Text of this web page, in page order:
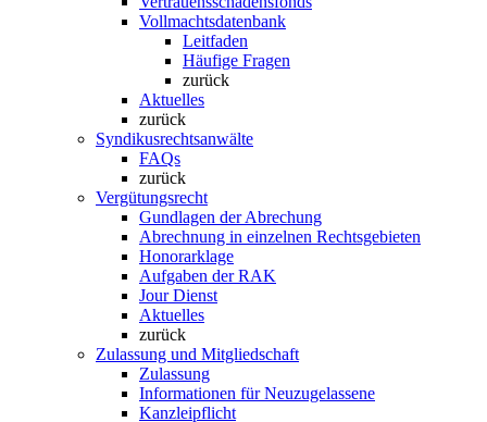
Vollmachtsdatenbank
Leitfaden
Häufige Fragen
zurück
Aktuelles
zurück
Syndikusrechtsanwälte
FAQs
zurück
Vergütungsrecht
Gundlagen der Abrechung
Abrechnung in einzelnen Rechtsgebieten
Honorarklage
Aufgaben der RAK
Jour Dienst
Aktuelles
zurück
Zulassung und Mitgliedschaft
Zulassung
Informationen für Neuzugelassene
Kanzleipflicht